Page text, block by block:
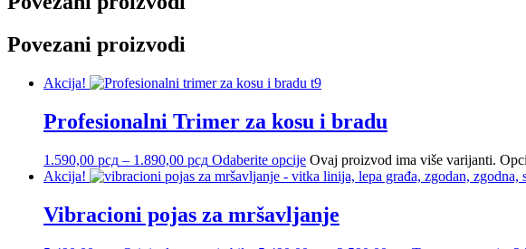
Povezani proizvodi
Akcija!
Profesionalni Trimer za kosu i bradu
1.590,00 рсд – 1.890,00 рсд Odaberite opcije Ovaj proizvod ima više varijanti.
Akcija!
Vibracioni pojas za mršavljanje